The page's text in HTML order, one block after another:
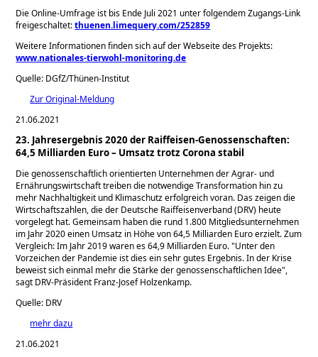
Die Online-Umfrage ist bis Ende Juli 2021 unter folgendem Zugangs-Link
freigeschaltet:thuenen.limequery.com/252859
Weitere Informationen finden sich auf der Webseite des Projekts:
www.nationales-tierwohl-monitoring.de
Quelle: DGfZ/Thünen-Institut
Zur Original-Meldung
21.06.2021
23. Jahresergebnis 2020 der Raiffeisen-Genossenschaften:
64,5 Milliarden Euro – Umsatz trotz Corona stabil
Die genossenschaftlich orientierten Unternehmen der Agrar- und
Ernährungswirtschaft treiben die notwendige Transformation hin zu
mehr Nachhaltigkeit und Klimaschutz erfolgreich voran. Das zeigen die
Wirtschaftszahlen, die der Deutsche Raiffeisenverband (DRV) heute
vorgelegt hat. Gemeinsam haben die rund 1.800 Mitgliedsunternehmen
im Jahr 2020 einen Umsatz in Höhe von 64,5 Milliarden Euro erzielt. Zum
Vergleich: Im Jahr 2019 waren es 64,9 Milliarden Euro. Unter den
Vorzeichen der Pandemie ist dies ein sehr gutes Ergebnis. In der Krise
beweist sich einmal mehr die Stärke der genossenschaftlichen Idee ,
sagt DRV-Präsident Franz-Josef Holzenkamp.
Quelle: DRV
mehr dazu
21.06.2021